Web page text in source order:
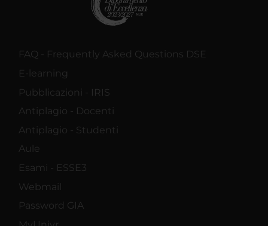
FAQ - Frequently Asked Questions DSE
E-learning
Pubblicazioni - IRIS
Antiplagio - Docenti
Antiplagio - Studenti
Aule
Esami - ESSE3
Webmail
Password GIA